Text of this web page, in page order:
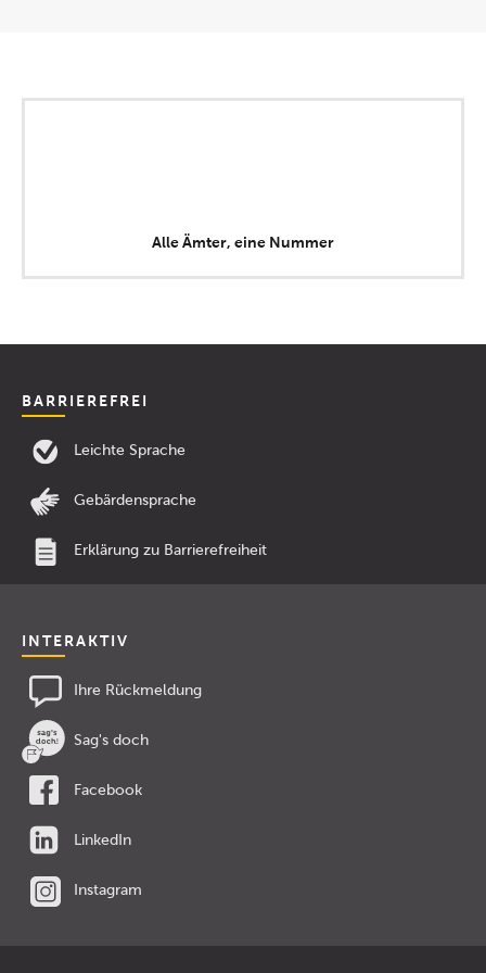
Alle Ämter, eine Nummer
BARRIEREFREI
Leichte Sprache
Gebärdensprache
Erklärung zu Barrierefreiheit
INTERAKTIV
Ihre Rückmeldung
Sag's doch
Facebook
LinkedIn
Instagram